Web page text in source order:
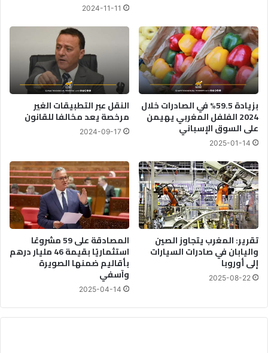
ا
ل
ن
س
ا
ء
ح
ق
و
ا
ل
إ
ن
س
ا
ن
ع
ز
ي
ز
ا
ل
و
ث
ي
ف
ي
ا
ل
م
غ
ر
ب
2024-11-11
بزيادة 59.5% في الصادرات خلال
2024 الفلفل المغربي يهيمن
على السوق الإسباني
2025-01-14
النقل عبر التطبيقات الغير
مرخصة يعد مخالفا للقانون
2024-09-17
تقرير: المغرب يتجاوز الصين
واليابان في صادرات السيارات
إلى أوروبا
2025-08-22
المصادقة على 59 مشروعًا
استثماريًا بقيمة 46 مليار درهم
بأقاليم ضمنها الصويرة
وآسفي
2025-04-14